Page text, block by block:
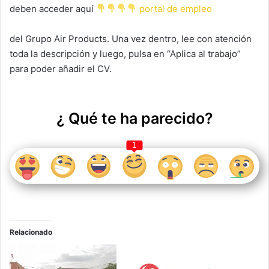
deben acceder aquí
portal de empleo
del Grupo Air Products. Una vez dentro, lee con atención
toda la descripción y luego, pulsa en “Aplica al trabajo”
para poder añadir el CV.
¿ Qué te ha parecido?
1
Relacionado